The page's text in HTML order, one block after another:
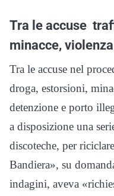
Tra le accuse
minacce,
Tra le accuse nel
droga, estorsioni,
detenzione e porto
a disposizione una
discoteche, per
Bandiera», su
indagini, aveva